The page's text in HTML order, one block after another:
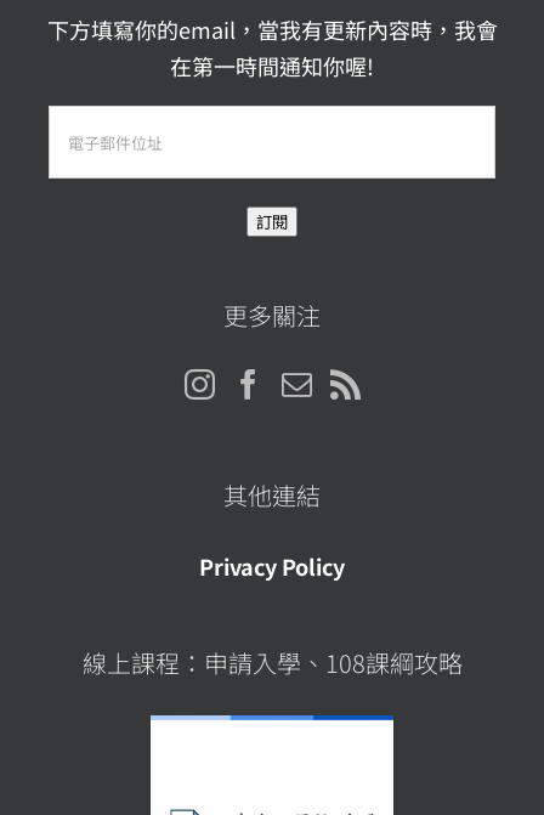
下方填寫你的email，當我有更新內容時，我會
在第一時間通知你喔!
訂閱
更多關注
其他連結
Privacy Policy
線上課程：申請入學、108課綱攻略